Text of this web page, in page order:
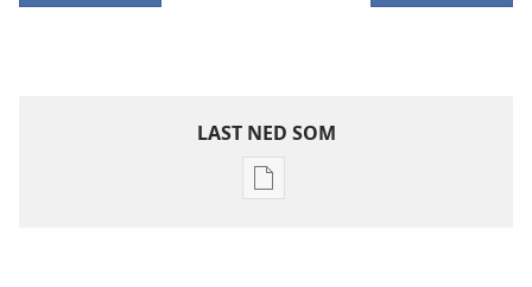
LAST NED SOM
Nedlastingsalternativer